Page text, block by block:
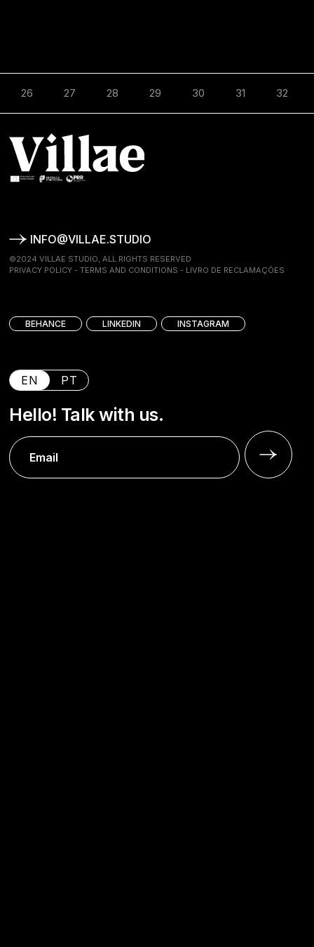
26 27 28 29 30 31 32
INFO@VILLAE.STUDIO
©2024 VILLAE STUDIO, ALL RIGHTS RESERVED
PRIVACY POLICY -TERMS AND CONDITIONS - LIVRO DE RECLAMAÇÕES
BEHANCE LINKEDIN INSTAGRAM
EN PT
Hello! Talk with us.